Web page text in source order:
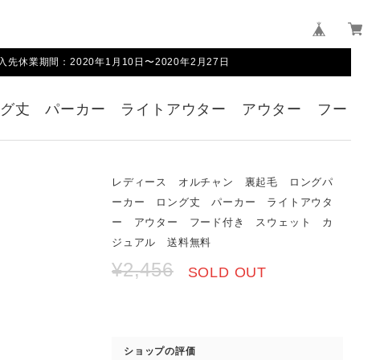
先休業期間：2020年1月10日〜2020年2月27日
丈 パーカー ライトアウター アウター フー
レディース オルチャン 裏起毛 ロングパ
ーカー ロング丈 パーカー ライトアウタ
ー アウター フード付き スウェット カ
ジュアル 送料無料
¥2,456 SOLD OUT
ショップの評価